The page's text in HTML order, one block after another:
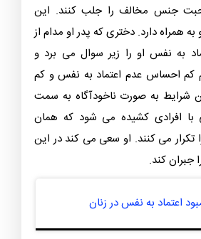
جنس مخالف را جلب کنند. این
به همراه دارد‌. دختری که پدر او مدام از
به نفس او را زیر سوال می برد و
کم احساس عدم اعتماد به نفس و کم
شرایط به صورت ناخودآگاه به سمت
با افرادی کشیده می شود که همان
تکرار می کنند. او سعی می کند در این
جبران کند.
اعتماد به نفس در زنان